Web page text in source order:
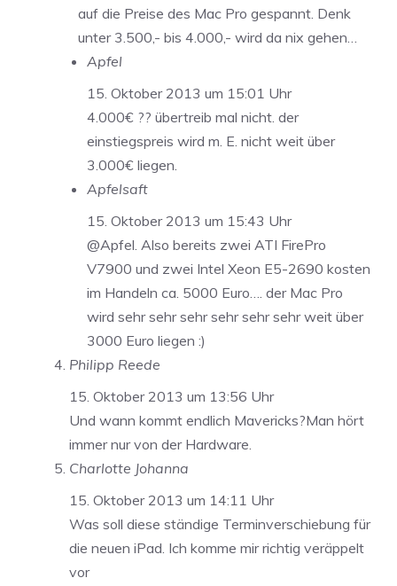
auf die Preise des Mac Pro gespannt. Denk
unter 3.500,- bis 4.000,- wird da nix gehen…
Apfel
15. Oktober 2013 um 15:01 Uhr
4.000€ ?? übertreib mal nicht. der
einstiegspreis wird m. E. nicht weit über
3.000€ liegen.
Apfelsaft
15. Oktober 2013 um 15:43 Uhr
@Apfel. Also bereits zwei ATI FirePro
V7900 und zwei Intel Xeon E5-2690 kosten
im Handeln ca. 5000 Euro…. der Mac Pro
wird sehr sehr sehr sehr sehr sehr weit über
3000 Euro liegen :)
Philipp Reede
15. Oktober 2013 um 13:56 Uhr
Und wann kommt endlich Mavericks?Man hört
immer nur von der Hardware.
Charlotte Johanna
15. Oktober 2013 um 14:11 Uhr
Was soll diese ständige Terminverschiebung für
die neuen iPad. Ich komme mir richtig veräppelt
vor